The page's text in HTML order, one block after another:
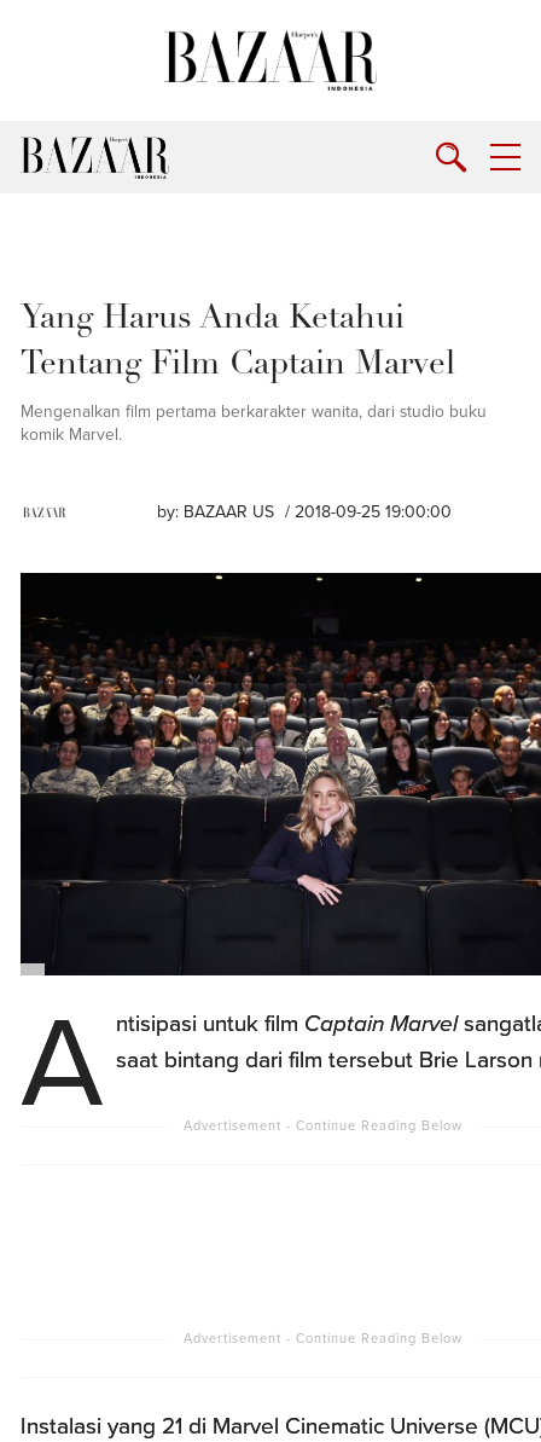
Yang Harus Anda Ketahui
Tentang Film Captain Marvel
Mengenalkan film pertama berkarakter wanita, dari studio buku
komik Marvel.
by: BAZAAR US / 2018-09-25 19:00:00
A ntisipasi untuk film Captain Marvel
saat bintang dari film tersebut Brie Larson
Instalasi yang 21 di Marvel Cinematic Universe